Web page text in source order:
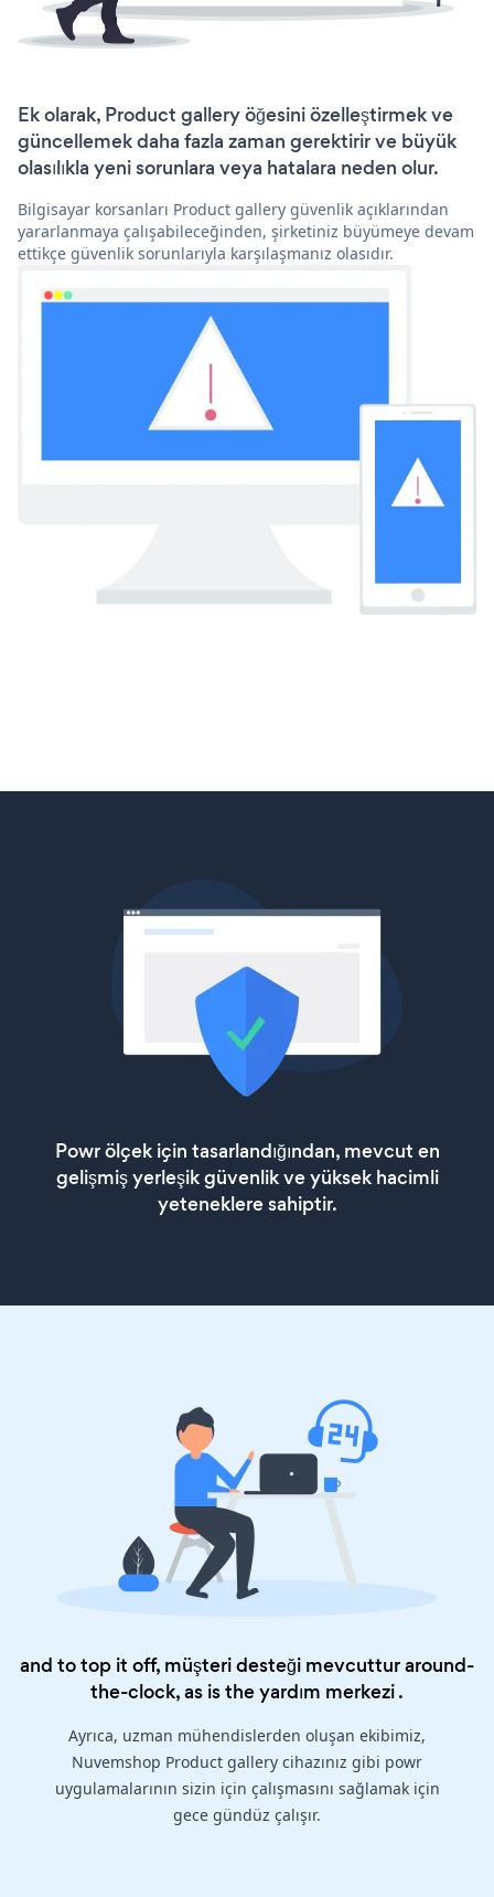
Ek olarak, Product gallery öğesini özelleştirmek ve
güncellemek daha fazla zaman gerektirir ve büyük
olasılıkla yeni sorunlara veya hatalara neden olur.
Bilgisayar korsanları Product gallery güvenlik açıklarından
yararlanmaya çalışabileceğinden, şirketiniz büyümeye devam
ettikçe güvenlik sorunlarıyla karşılaşmanız olasıdır.
Powr ölçek için tasarlandığından, mevcut en
gelişmiş yerleşik güvenlik ve yüksek hacimli
yeteneklere sahiptir.
and to top it off, müşteri desteği mevcuttur around-
the-clock, as is theyardım merkezi.
Ayrıca, uzman mühendislerden oluşan ekibimiz,
Nuvemshop Product gallery cihazınız gibi powr
uygulamalarının sizin için çalışmasını sağlamak için
gece gündüz çalışır.